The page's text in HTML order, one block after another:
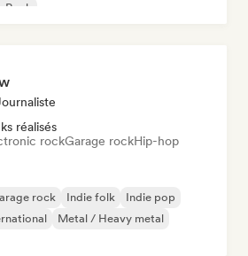
Rock
réalisés
rockGarage rockHip-hop
rock Indie folk
Indie pop
Metal / Heavy metal